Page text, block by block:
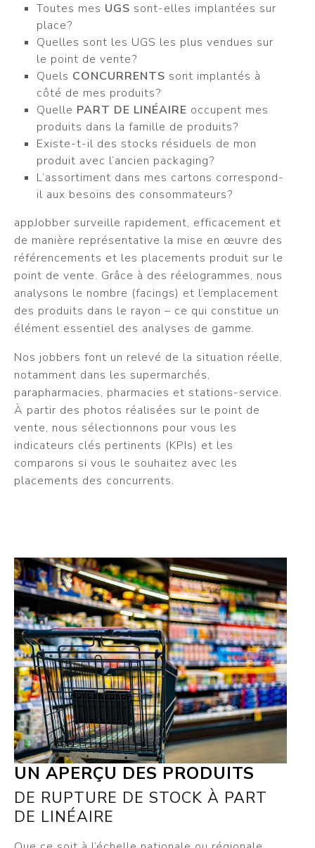
Toutes mes UGS sont-elles implantées sur
place?
Quelles sont les UGS les plus vendues sur
le point de vente?
Quels CONCURRENTS sont implantés à
côté de mes produits?
Quelle PART DE LINÉAIRE occupent mes
produits dans la famille de produits?
Existe-t-il des stocks résiduels de mon
produit avec l’ancien packaging?
L’assortiment dans mes cartons correspond-
il aux besoins des consommateurs?
appJobber surveille rapidement, efficacement et
de manière représentative la mise en œuvre des
référencements et les placements produit sur le
point de vente. Grâce à des réelogrammes, nous
analysons le nombre (facings) et l’emplacement
des produits dans le rayon – ce qui constitue un
élément essentiel des analyses de gamme.
Nos jobbers font un relevé de la situation réelle,
notamment dans les supermarchés,
parapharmacies, pharmacies et stations-service.
À partir des photos réalisées sur le point de
vente, nous sélectionnons pour vous les
indicateurs clés pertinents (KPIs) et les
comparons si vous le souhaitez avec les
placements des concurrents.
UN APERÇU DES PRODUITS
DE RUPTURE DE STOCK À PART
DE LINÉAIRE